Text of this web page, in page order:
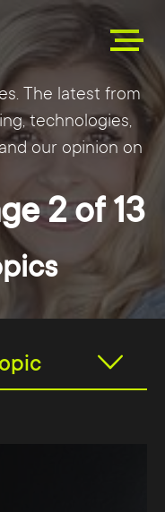
The latest from
technologies,
our opinion on
2 of 13